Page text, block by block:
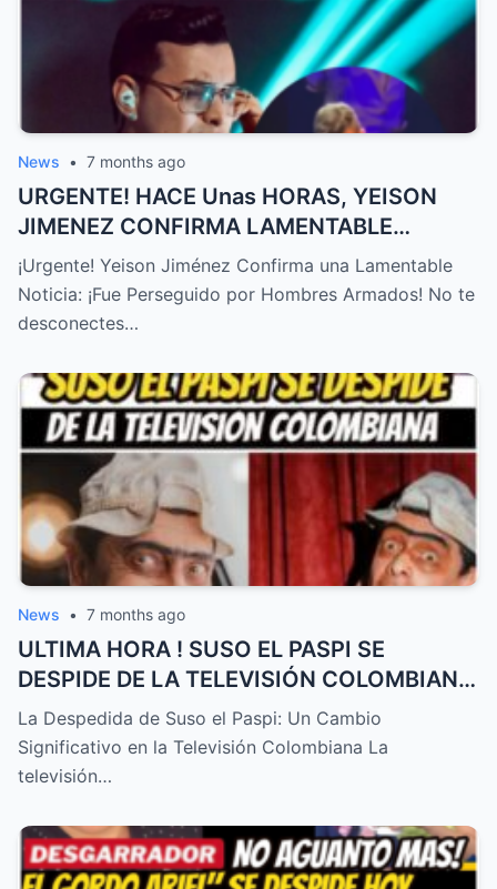
News • 7 months ago
URGENTE! HACE Unas HORAS, YEISON
JIMENEZ CONFIRMA LAMENTABLE
NOTICIA, NO LO ESPERABA,TRISTE
NOTICIA! – HTT
¡Urgente! Yeison Jiménez Confirma una Lamentable
Noticia: ¡Fue Perseguido por Hombres Armados! No te
desconectes…
News • 7 months ago
ULTIMA HORA ! SUSO EL PASPI SE
DESPIDE DE LA TELEVISIÓN COLOMBIANA
! TRISTE NOTICIA HOY – HTT
La Despedida de Suso el Paspi: Un Cambio
Significativo en la Televisión Colombiana La
televisión…